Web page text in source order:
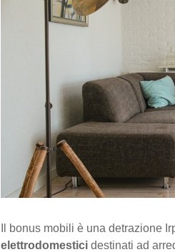
Il bonus mobili è una detrazione
elettrodomestici destinati ad